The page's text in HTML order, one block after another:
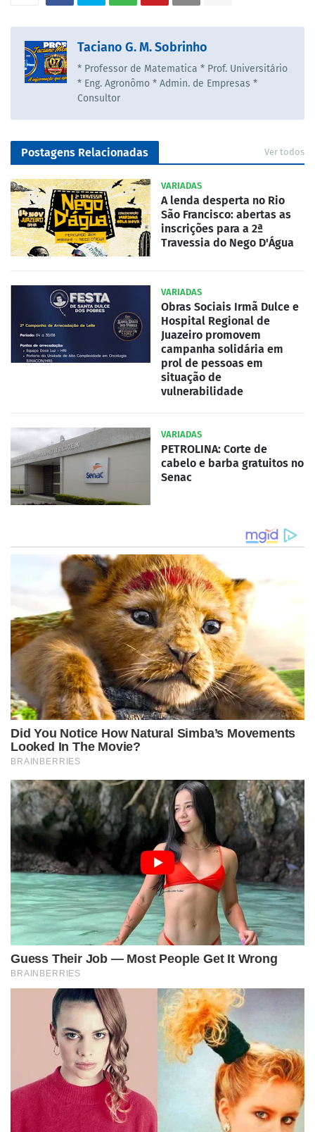
Taciano G. M. Sobrinho
* Professor de Matematica * Prof. Universitário
* Eng. Agronômo * Admin. de Empresas *
Consultor
Postagens Relacionadas Ver todos
VARIADAS
A lenda desperta no Rio
São Francisco: abertas as
inscrições para a 2ª
Travessia do Nego D'Água
VARIADAS
Obras Sociais Irmã Dulce e
Hospital Regional de
Juazeiro promovem
campanha solidária em
prol de pessoas em
situação de
vulnerabilidade
VARIADAS
PETROLINA: Corte de
cabelo e barba gratuitos no
Senac